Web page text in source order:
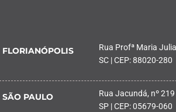
FLORIANÓPOLIS
Rua Profª Maria
SC | CEP: 88020-280
SÃO PAULO
Rua Jacundá, nº
SP | CEP: 05679-060